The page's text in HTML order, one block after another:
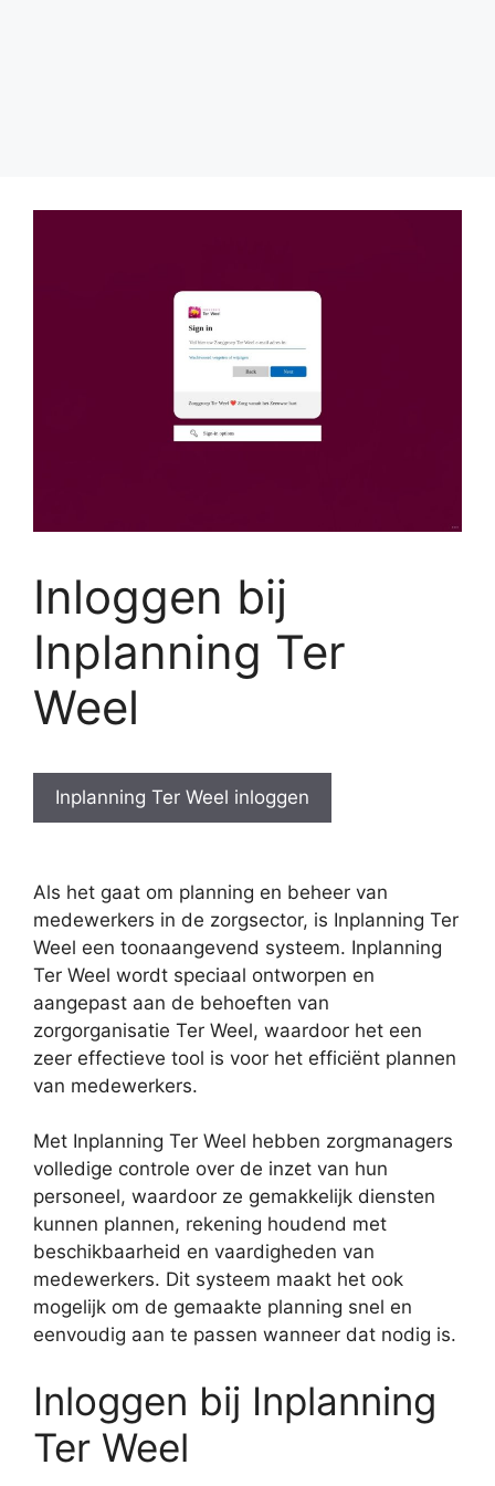
Inloggen bij
Inplanning Ter
Weel
Inplanning Ter Weel inloggen
Als het gaat om planning en beheer van
medewerkers in de zorgsector, is Inplanning Ter
Weel een toonaangevend systeem. Inplanning
Ter Weel wordt speciaal ontworpen en
aangepast aan de behoeften van
zorgorganisatie Ter Weel, waardoor het een
zeer effectieve tool is voor het efficiënt plannen
van medewerkers.
Met Inplanning Ter Weel hebben zorgmanagers
volledige controle over de inzet van hun
personeel, waardoor ze gemakkelijk diensten
kunnen plannen, rekening houdend met
beschikbaarheid en vaardigheden van
medewerkers. Dit systeem maakt het ook
mogelijk om de gemaakte planning snel en
eenvoudig aan te passen wanneer dat nodig is.
Inloggen bij Inplanning
Ter Weel